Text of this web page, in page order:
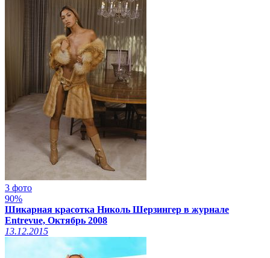
3 фото
90%
Шикарная красотка Николь Шерзингер в журнале
Entrevue, Октябрь 2008
13.12.2015